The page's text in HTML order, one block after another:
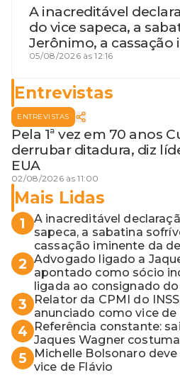
A inacreditável
do vice sapeca, a
Jerônimo, a cassação
desembargadora e a
05/08/2026 às 12:16
Entrevistas
ENTREVISTAS
Pela 1ª vez em 70 anos
derrubar ditadura, diz
EUA
02/08/2026 às 11:00
Mais Lidas
1
A inacreditável
sapeca, a sabatina
cassação iminente da
vaga do Quinto para o
2 Advogado ligado a
apontado como sócio
ligada ao consignado
3
Relator da CPMI do
anunciado como vice
4
Referência constante:
Jaques Wagner
5
Michelle Bolsonaro
vice de Flávio